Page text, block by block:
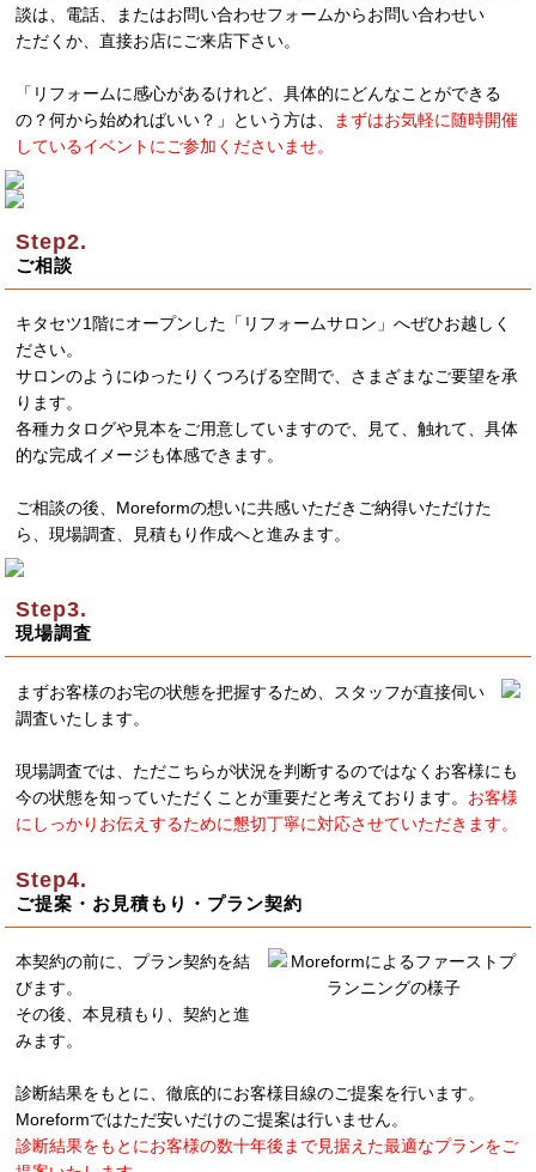
談は、電話、またはお問い合わせフォームからお問い合わせい
ただくか、直接お店にご来店下さい。
「リフォームに感心があるけれど、具体的にどんなことができる
の？何から始めればいい？」という方は、
まずはお気軽に随時開催
しているイベントにご参加くださいませ。
ご相談
キタセツ1階にオープンした「リフォームサロン」へぜひお越しく
ださい。
サロンのようにゆったりくつろげる空間で、さまざまなご要望を承
ります。
各種カタログや見本をご用意していますので、見て、触れて、具体
的な完成イメージも体感できます。
ご相談の後、Moreformの想いに共感いただきご納得いただけた
ら、現場調査、見積もり作成へと進みます。
現場調査
まずお客様のお宅の状態を把握するため、スタッフが直接伺い
調査いたします。
現場調査では、ただこちらが状況を判断するのではなくお客様にも
今の状態を知っていただくことが重要だと考えております。 お客様
にしっかりお伝えするために懇切丁寧に対応させていただきます。
ご提案・お見積もり・プラン契約
本契約の前に、プラン契約を結
びます。
その後、本見積もり、契約と進
みます。
診断結果をもとに、徹底的にお客様目線のご提案を行います。
Moreformではただ安いだけのご提案は行いません。
診断結果をもとにお客様の数十年後まで見据えた最適なプランをご